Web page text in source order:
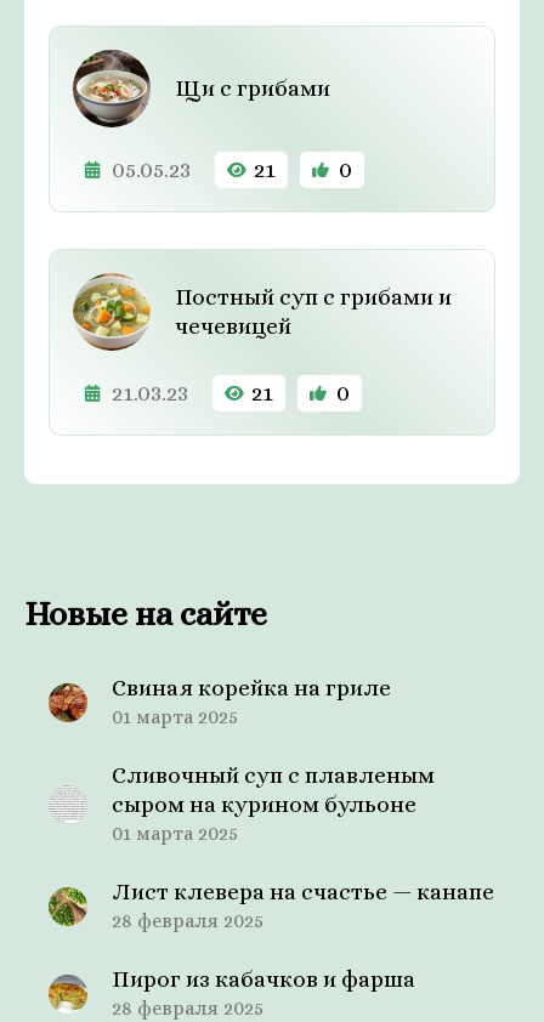
Щи с грибами
05.05.23 21 0
Постный суп с грибами и
чечевицей
21.03.23 21 0
Новые на сайте
Свиная корейка на гриле
01 марта 2025
Сливочный суп с плавленым
сыром на курином бульоне
01 марта 2025
Лист клевера на счастье — канапе
28 февраля 2025
Пирог из кабачков и фарша
28 февраля 2025